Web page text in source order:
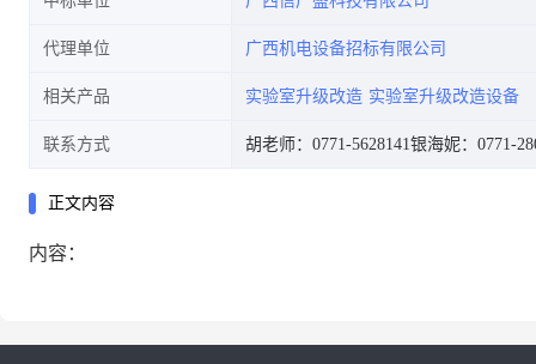
代理单位 广西机电设备招标有限公司
相关产品 实验室升级改造 实验室升级改造设备
联系方式 胡老师：0771-5628141银海妮：0771-
正文内容
内容：